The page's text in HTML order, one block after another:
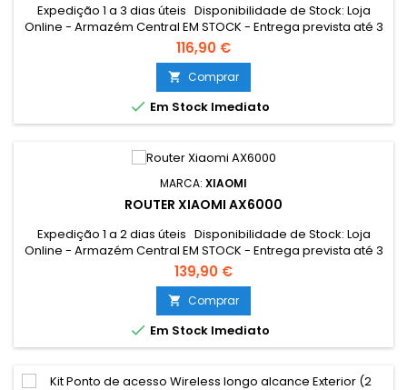
Expedição 1 a 3 dias úteis Disponibilidade de Stock: Loja
Online - Armazém Central EM STOCK - Entrega prevista até 3
dias úteis Loja Braga - Rua António Fernandes Ferreira
Gomes SEM STOCK - Por encomenda - chegada até 2 dias
úteis
116,90 €
 Comprar
 Em Stock Imediato
MARCA: XIAOMI
ROUTER XIAOMI AX6000
Expedição 1 a 2 dias úteis Disponibilidade de Stock: Loja
Online - Armazém Central EM STOCK - Entrega prevista até 3
dias úteis Loja Braga - Rua António Fernandes Ferreira
Gomes EM STOCK * Aumente significativamente o alcance
do sinal da sua casa com este router, poderá acabar com a
falta de sinal em algumas partes da sua casa. Tem um
alcance...
139,90 €
 Comprar
 Em Stock Imediato